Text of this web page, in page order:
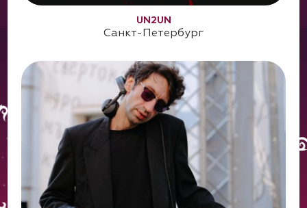
UN2UN
Санкт-Петербург